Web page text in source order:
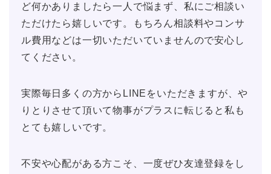
ど何かありましたら一人で悩まず、私にご相談い
ただけたら嬉しいです。もちろん相談料やコンサ
ル費用などは一切いただいていませんので安心し
てください。
実際毎日多くの方からLINEをいただきますが、や
りとりさせて頂いて物事がプラスに転じると私も
とても嬉しいです。
不安や心配がある方こそ、一度ぜひ友達登録をし